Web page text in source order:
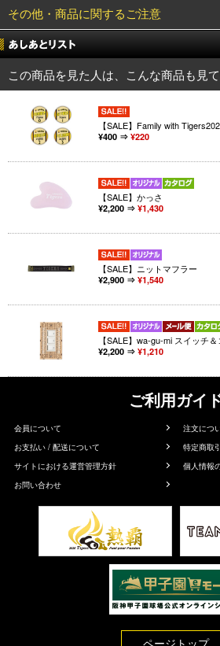
その他・商品に関するご注意
この商品を見た人は、こんな商品も見
【SALE】Family with
¥400 ⇒ ¥220
【SALE】かっさ
¥2,200 ⇒ ¥1,430
【SALE】ニットマフラー
¥2,900 ⇒ ¥1,540
【SALE】wa-gu-mi スイッチ
¥2,200 ⇒ ¥1,210
ご利用ガイ
会員について
注文につ
お支払い / 配送について
特定商取
サイトにおける運営管理方針
個人情報
お問い合わせ